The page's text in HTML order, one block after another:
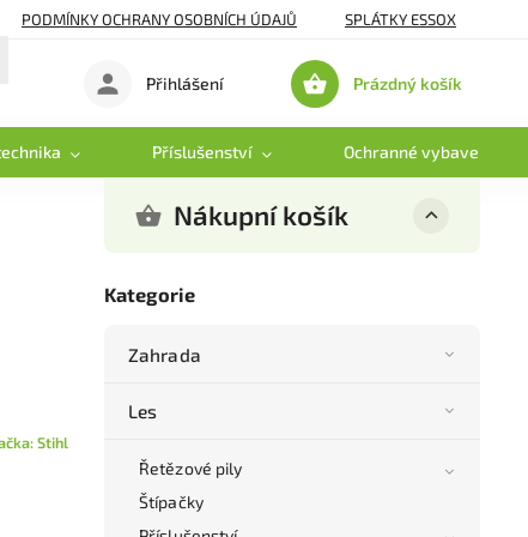
PODMÍNKY OCHRANY OSOBNÍCH ÚDAJŮ SPLÁTKY ESSOX
Nákupní
Prázdný košík
Přihlášení
Příslušenství Ochranné vybavení
Nákupní košík
Kategorie
Zahrada
Les
Řetězové pily
Štípačky
Stihl